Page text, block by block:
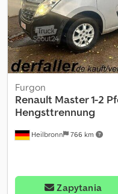
Heilbronn 766 km
Furgon
Renault Master 1-2
Hengsttrennung
Zapytania